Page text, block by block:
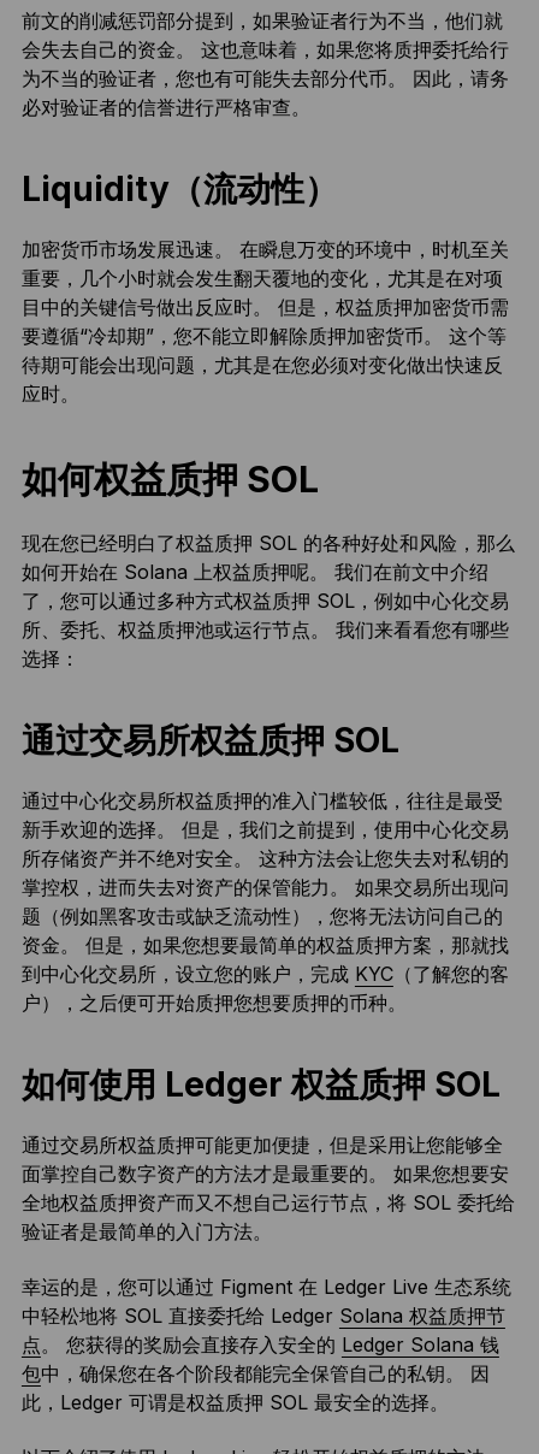
前文的削减惩罚部分提到，如果验证者行为不当，他们就
会失去自己的资金。 这也意味着，如果您将质押委托给行
为不当的验证者，您也有可能失去部分代币。 因此，请务
必对验证者的信誉进行严格审查。
Liquidity（流动性）
加密货币市场发展迅速。 在瞬息万变的环境中，时机至关
重要，几个小时就会发生翻天覆地的变化，尤其是在对项
目中的关键信号做出反应时。 但是，权益质押加密货币需
要遵循“冷却期”，您不能立即解除质押加密货币。 这个等
待期可能会出现问题，尤其是在您必须对变化做出快速反
应时。
如何权益质押 SOL
现在您已经明白了权益质押 SOL 的各种好处和风险，那么
如何开始在 Solana 上权益质押呢。 我们在前文中介绍
了，您可以通过多种方式权益质押 SOL，例如中心化交易
所、委托、权益质押池或运行节点。 我们来看看您有哪些
选择：
通过交易所权益质押 SOL
通过中心化交易所权益质押的准入门槛较低，往往是最受
新手欢迎的选择。 但是，我们之前提到，使用中心化交易
所存储资产并不绝对安全。 这种方法会让您失去对私钥的
掌控权，进而失去对资产的保管能力。 如果交易所出现问
题（例如黑客攻击或缺乏流动性），您将无法访问自己的
资金。 但是，如果您想要最简单的权益质押方案，那就找
到中心化交易所，设立您的账户，完成 KYC（了解您的客
户），之后便可开始质押您想要质押的币种。
如何使用 Ledger 权益质押 SOL
通过交易所权益质押可能更加便捷，但是采用让您能够全
面掌控自己数字资产的方法才是最重要的。 如果您想要安
全地权益质押资产而又不想自己运行节点，将 SOL 委托给
验证者是最简单的入门方法。
幸运的是，您可以通过 Figment 在 Ledger Live 生态系统
中轻松地将 SOL 直接委托给 Ledger Solana 权益质押节
点。 您获得的奖励会直接存入安全的 Ledger Solana 钱
包中，确保您在各个阶段都能完全保管自己的私钥。 因
此，Ledger 可谓是权益质押 SOL 最安全的选择。